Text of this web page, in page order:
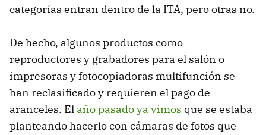
categorías entran dentro de la ITA, pero otras no.
De hecho, algunos productos como
reproductores y grabadores para el salón o
impresoras y fotocopiadoras multifunción se
han reclasificado y requieren el pago de
aranceles. El año pasado ya vimos que se estaba
planteando hacerlo con cámaras de fotos que